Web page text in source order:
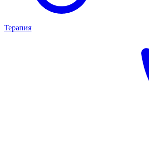
Терапия